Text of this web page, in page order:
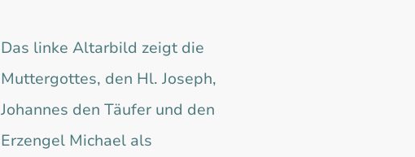
Das linke Altarbild zeigt die
Muttergottes, den Hl. Joseph,
Johannes den Täufer und den
Erzengel Michael als